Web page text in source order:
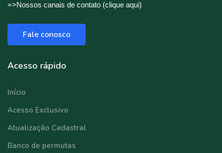
=>Nossos canais de contato (clique aqui)
Fale conosco
Acesso rápido
Início
Acesso Exclusivo
Atualização Cadastral
Banco de permutas